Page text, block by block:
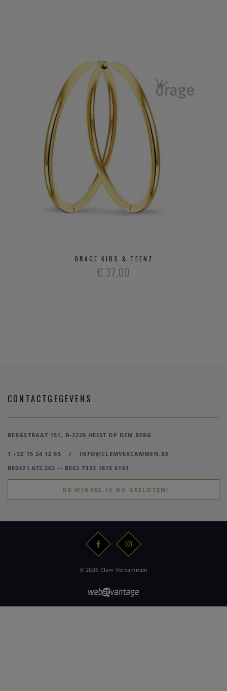
ORAGE KIDS & TEENZ
€ 37,00
CONTACTGEGEVENS
BERGSTRAAT 151, B-2220 HEIST OP DEN BERG
T +32 15 24 12 65 /
INFO@CLEMVERCAMMEN.BE
BE0421.672.262 -- BE62 7332 1815 6161
DE WINKEL IS NU GESLOTEN!
© 2026 Clem Vercammen